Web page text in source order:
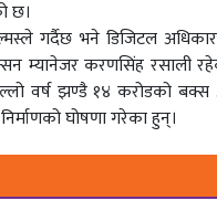
छ।
गर्दैछ भने डिजिटल
म्यानेजर करणसिंह रसाली
वर्ष झण्डै १४ करोडको
घोषणा गरेका हुन्।